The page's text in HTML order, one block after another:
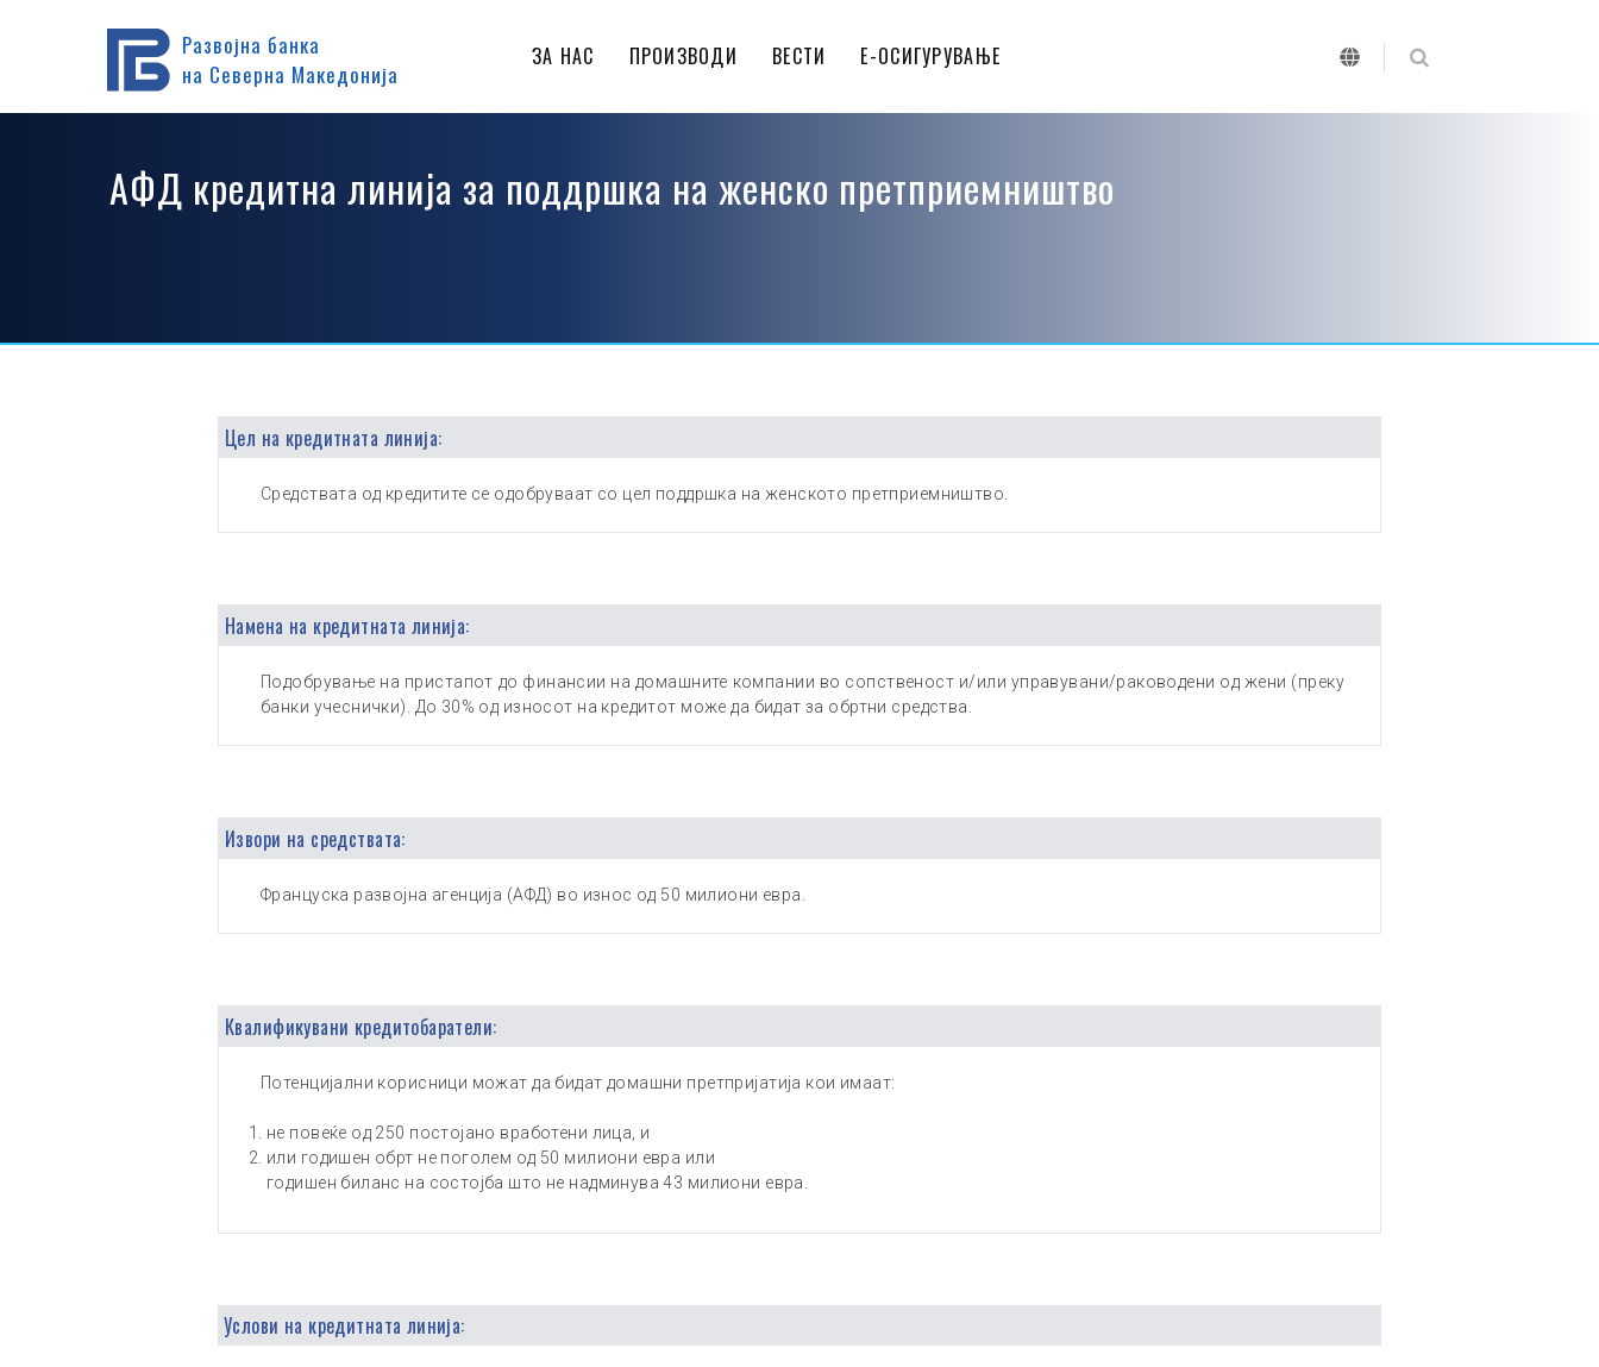
Развојна банка
на Северна Македонија
ЗА НАС ПРОИЗВОДИ ВЕСТИ Е-ОСИГУРУВАЊЕ
Дома Производи Кредитирање
АФД кредитна линија за поддршка на женско претприемништво
Цел на кредитната линија:
Средствата од кредитите се одобруваат со цел поддршка на женското претприемништво.
Намена на кредитната линија:
Подобрување на пристапот до финансии на домашните компании во сопственост и/или управувани/раководени од жени (преку
банки учеснички). До 30% од износот на кредитот може да бидат за обртни средства.
Извори на средствата:
Француска развојна агенција (АФД) во износ од 50 милиони евра.
Квалификувани кредитобаратели:
Потенцијални корисници можат да бидат домашни претпријатија кои имаат:
не повеќе од 250 постојано вработени лица, и
или годишен обрт не поголем од 50 милиони евра или
годишен биланс на состојба што не надминува 43 милиони евра.
Услови на кредитната линија: